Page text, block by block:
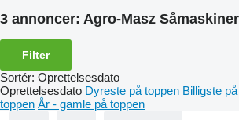
3 annoncer: Agro-Masz
Filter
Sortér: Oprettelsesdato
Oprettelsesdato Dyreste på toppen Billigste
toppen År - gamle på toppen